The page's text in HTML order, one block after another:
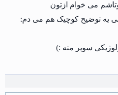
می خوام ازتون
یه توضیح کوچیک هم می دم:
سوپر منه :)